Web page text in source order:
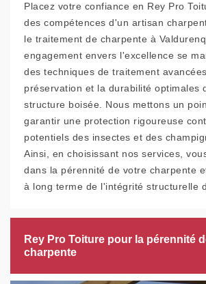
Placez votre confiance en Rey Pro
des compétences d'un artisan
le traitement de charpente à
engagement envers l'excellence se
des techniques de traitement
préservation et la durabilité optimales
structure boisée. Nous mettons un
garantir une protection rigoureuse
potentiels des insectes et des
Ainsi, en choisissant nos services,
dans la pérennité de votre charpente
à long terme de l'intégrité structurelle
Rey Pro Toiture pour la pérennité
charpente